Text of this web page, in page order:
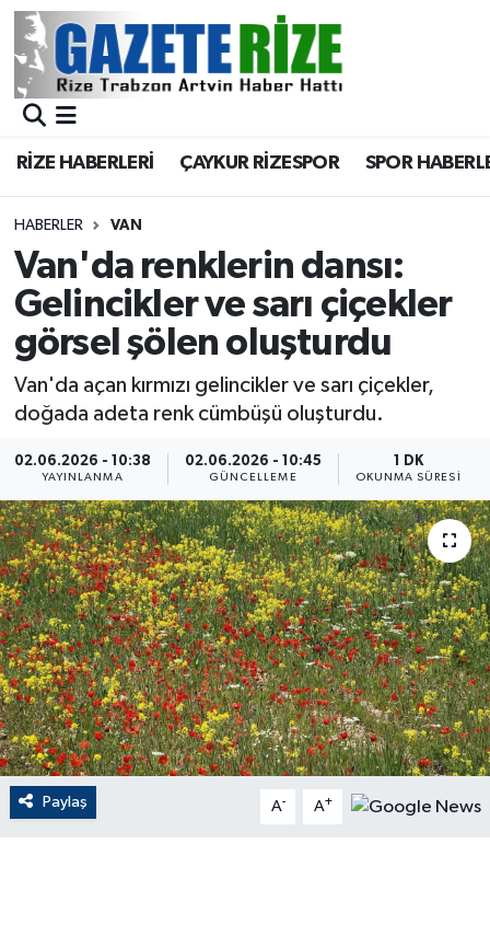
RİZE HABERLERİ ÇAYKUR RİZESPOR SPOR
HABERLER VAN
Van'da renklerin dansı:
Gelincikler ve sarı çiçekler
görsel şölen oluşturdu
Van'da açan kırmızı gelincikler ve sarı çiçekler,
doğada adeta renk cümbüşü oluşturdu.
02.06.2026 - 10:38
YAYINLANMA
02.06.2026 - 10:45
GÜNCELLEME
1 DK
OKUNMA SÜRESI
Paylaş A- A+
BÖLGEMİZ
Asayiş
Rize Jandarma Komutanlığı
Bilim Teknoloji
Advertising news
Canlı Maç
ÇEVRE
Dış Haberler
Dünya
EĞİTİM
EKONOMİ
English News
Merkez Nöbetçi Eczaneler
Merkez Trafik Yoğunluk Haritası
Süper Lig Puan Durumu ve Fikstür
Tüm Manşetler
Son Dakika Haberleri
Haber Arşivi